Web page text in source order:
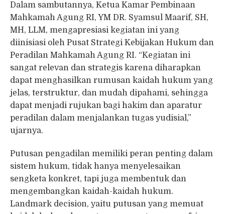
Dalam sambutannya, Ketua Kamar Pembinaan
Mahkamah Agung RI, YM DR. Syamsul Maarif, SH,
MH, LLM, mengapresiasi kegiatan ini yang
diinisiasi oleh Pusat Strategi Kebijakan Hukum dan
Peradilan Mahkamah Agung RI. “Kegiatan ini
sangat relevan dan strategis karena diharapkan
dapat menghasilkan rumusan kaidah hukum yang
jelas, terstruktur, dan mudah dipahami, sehingga
dapat menjadi rujukan bagi hakim dan aparatur
peradilan dalam menjalankan tugas yudisial,”
ujarnya.
Putusan pengadilan memiliki peran penting dalam
sistem hukum, tidak hanya menyelesaikan
sengketa konkret, tapi juga membentuk dan
mengembangkan kaidah-kaidah hukum.
Landmark decision, yaitu putusan yang memuat